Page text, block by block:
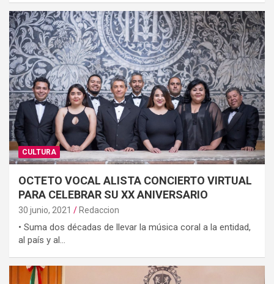
CULTURA
OCTETO VOCAL ALISTA CONCIERTO VIRTUAL
PARA CELEBRAR SU XX ANIVERSARIO
30 junio, 2021 Redaccion
• Suma dos décadas de llevar la música coral a la entidad,
al país y al…